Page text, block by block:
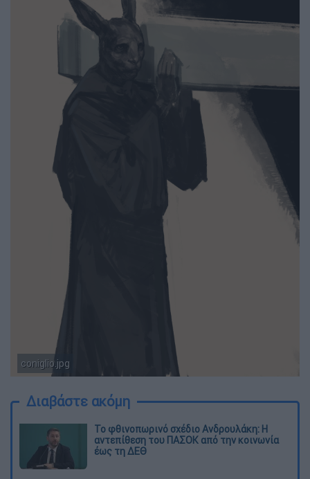
coniglio.jpg
Coniglio
Διαβάστε ακόμη
Το φθινοπωρινό σχέδιο Ανδρουλάκη: Η
αντεπίθεση του ΠΑΣΟΚ από την κοινωνία
έως τη ΔΕΘ